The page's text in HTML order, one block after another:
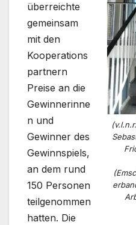
überreichte
gemeinsam
mit den
Kooperations
partnern
Preise an die
Gewinnerinne
n und
Gewinner des
Gewinnspiels,
an dem rund
150 Personen
teilgenommen
hatten. Die